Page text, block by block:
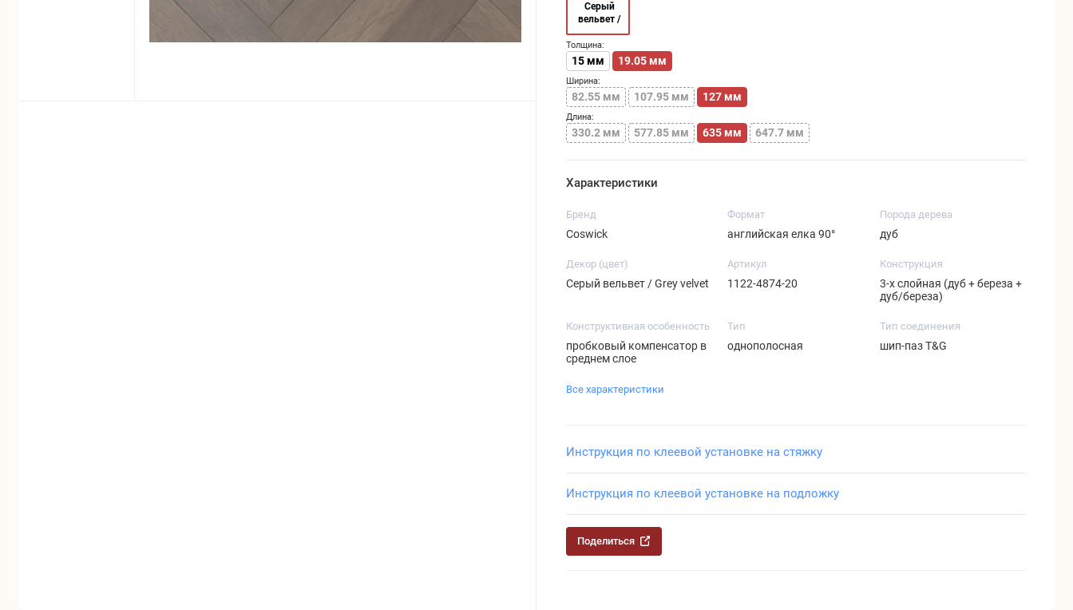
Характеристики
Бренд
Coswick
Формат
английская елка 90°
Порода дерева
дуб
Декор (цвет)
Серый вельвет / Grey velvet
Артикул
1122-4874-20
Конструкция
3-х слойная (дуб + береза +
дуб/береза)
Конструктивная особенность
пробковый компенсатор в
среднем слое
Тип
однополосная
Тип соединения
шип-паз T&G
Все характеристики
Серый
вельвет /
Grey velvet
Толщина:
15 мм 19.05 мм
Ширина:
82.55 мм 107.95 мм 127 мм
Длина:
330.2 мм 577.85 мм 635 мм 647.7 мм
Поделиться
Инструкция по клеевой установке на стяжку
Инструкция по клеевой установке на подложку